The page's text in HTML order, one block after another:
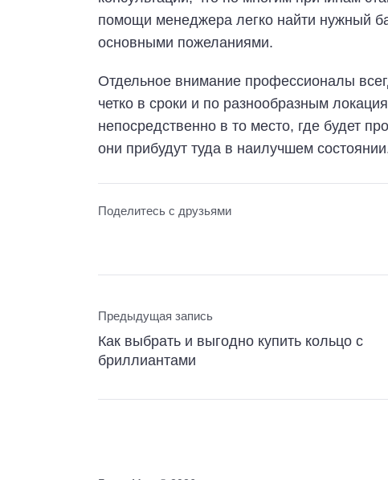
помощи менеджера легко найти нужный
основными пожеланиями.
Отдельное внимание профессионалы
четко в сроки и по разнообразным
непосредственно в то место, где будет
они прибудут туда в наилучшем
Поделитесь с друзьями
Предыдущая запись
Как выбрать и выгодно купить кольцо с
бриллиантами